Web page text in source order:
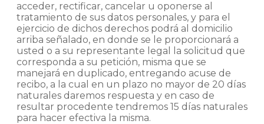
acceder, rectificar, cancelar u oponerse al
tratamiento de sus datos personales, y para el
ejercicio de dichos derechos podrá al domicilio
arriba señalado, en donde se le proporcionará a
usted o a su representante legal la solicitud que
corresponda a su petición, misma que se
manejará en duplicado, entregando acuse de
recibo, a la cual en un plazo no mayor de 20 días
naturales daremos respuesta y en caso de
resultar procedente tendremos 15 días naturales
para hacer efectiva la misma.